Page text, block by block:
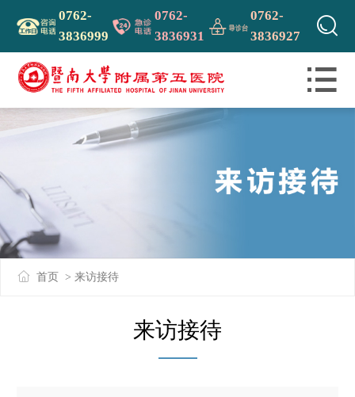
0762-
3836999
0762-
3836931
0762-
3836927

 首页 > 来访接待
来访接待